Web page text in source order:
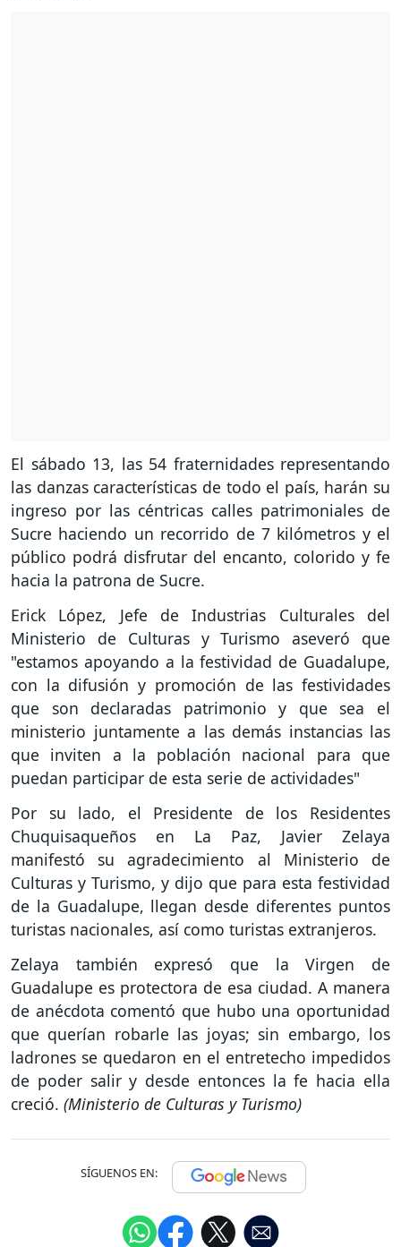
El sábado 13, las 54 fraternidades representando
las danzas características de todo el país, harán su
ingreso por las céntricas calles patrimoniales de
Sucre haciendo un recorrido de 7 kilómetros y el
público podrá disfrutar del encanto, colorido y fe
hacia la patrona de Sucre.
Erick López, Jefe de Industrias Culturales del
Ministerio de Culturas y Turismo aseveró que
"estamos apoyando a la festividad de Guadalupe,
con la difusión y promoción de las festividades
que son declaradas patrimonio y que sea el
ministerio juntamente a las demás instancias las
que inviten a la población nacional para que
puedan participar de esta serie de actividades"
Por su lado, el Presidente de los Residentes
Chuquisaqueños en La Paz, Javier Zelaya
manifestó su agradecimiento al Ministerio de
Culturas y Turismo, y dijo que para esta festividad
de la Guadalupe, llegan desde diferentes puntos
turistas nacionales, así como turistas extranjeros.
Zelaya también expresó que la Virgen de
Guadalupe es protectora de esa ciudad. A manera
de anécdota comentó que hubo una oportunidad
que querían robarle las joyas; sin embargo, los
ladrones se quedaron en el entretecho impedidos
de poder salir y desde entonces la fe hacia ella
creció. (Ministerio de Culturas y Turismo)
SÍGUENOS EN: